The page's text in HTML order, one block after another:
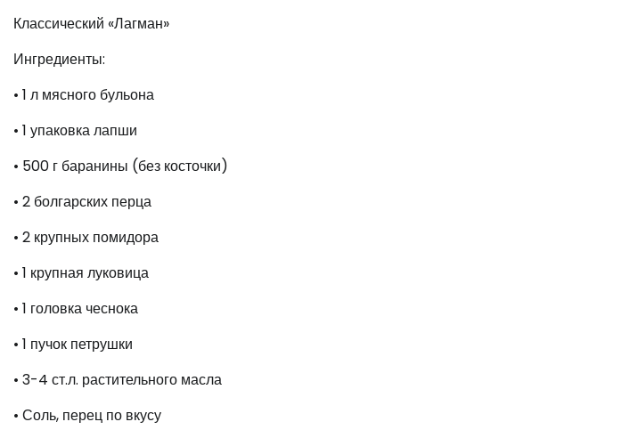
Классический «Лагман»
Ингредиенты:
• 1 л мясного бульона
• 1 упаковка лапши
• 500 г баранины (без косточки)
• 2 болгарских перца
• 2 крупных помидора
• 1 крупная луковица
• 1 головка чеснока
• 1 пучок петрушки
• 3-4 ст.л. растительного масла
• Соль, перец по вкусу